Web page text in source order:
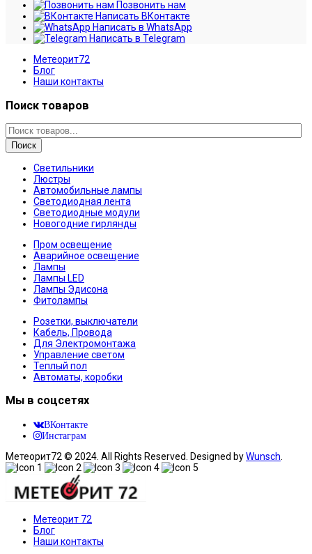
Позвонить нам
Написать ВКонтакте
Написать в WhatsApp
Написать в Telegram
Метеорит72
Блог
Наши контакты
Поиск товаров
Поиск
Светильники
Люстры
Автомобильные лампы
Светодиодная лента
Светодиодные модули
Новогодние гирлянды
Пром освещение
Аварийное освещение
Лампы
Лампы LED
Лампы Эдисона
Фитолампы
Розетки, выключатели
Кабель, Провода
Для Электромонтажа
Управление светом
Теплый пол
Автоматы, коробки
Мы в соцсетях
ВКонтакте
Инстаграм
Метеорит72 © 2024. All Rights Reserved. Designed byWunsch
Метеорит 72
Блог
Наши контакты